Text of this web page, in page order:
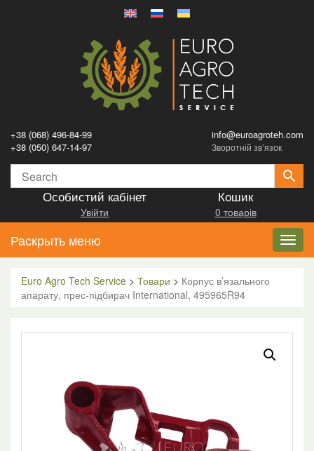
+38 (068) 496-84-99
+38 (050) 647-14-97
info@euroagroteh.com
Зворотній зв’язок
Особистий кабінет
Увійти
Кошик
0 товарів
Раскрыть меню
Euro Agro Tech Service > Товари > Корпус в’язального
апарату, прес-підбирач International, 495965R94